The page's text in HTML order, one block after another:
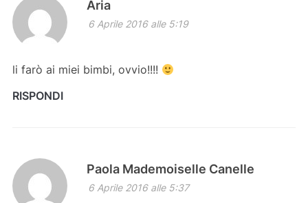
Aria
6 Aprile 2016 alle 5:19
li farò ai miei bimbi, ovvio!!!!
RISPONDI
Paola Mademoiselle Canelle
6 Aprile 2016 alle 5:37